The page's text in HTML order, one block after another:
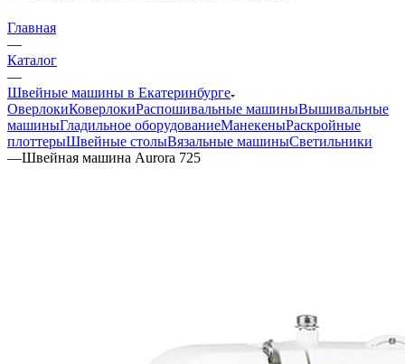
Главная
—
Каталог
—
Швейные машины в Екатеринбурге
ОверлокиКоверлокиРаспошивальные машиныВышивальные
машиныГладильное оборудованиеМанекеныРаскройные
плоттерыШвейные столыВязальные машиныСветильники
—Швейная машина Aurora 725